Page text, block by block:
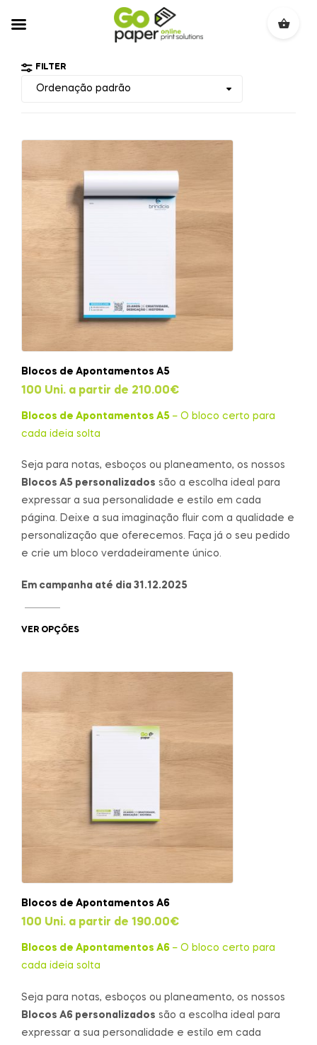
FILTER
Blocos de Apontamentos A5
100 Uni. a partir de 210.00€
Blocos de Apontamentos A5 – O bloco certo para
cada ideia solta
Seja para notas, esboços ou planeamento, os nossos
Blocos A5 personalizados são a escolha ideal para
expressar a sua personalidade e estilo em cada
página. Deixe a sua imaginação fluir com a qualidade e
personalização que oferecemos. Faça já o seu pedido
e crie um bloco verdadeiramente único.
Em campanha até dia 31.12.2025
VER OPÇÕES
Blocos de Apontamentos A6
100 Uni. a partir de 190.00€
Blocos de Apontamentos A6 – O bloco certo para
cada ideia solta
Seja para notas, esboços ou planeamento, os nossos
Blocos A6 personalizados são a escolha ideal para
expressar a sua personalidade e estilo em cada